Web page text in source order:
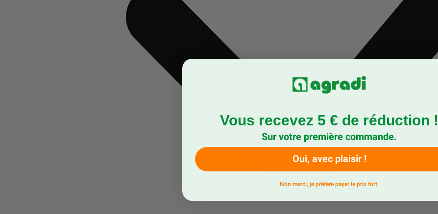
Vous recevez 5 € de réduction !
Sur votre première commande.
Oui, avec plaisir !
Non merci, je préfère payer le prix fort.